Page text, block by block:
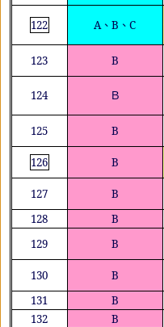
122 A、B 、C
123 B
124 Ｂ
125 B
126 B
127 B
128
B
129
B
130 B
131
B
132
B